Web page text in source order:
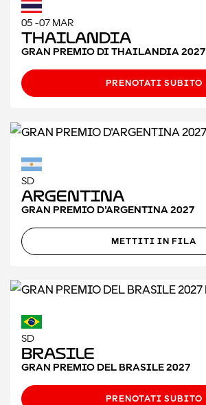
05 -07 MAR
Thailandia
GRAN PREMIO DI THAILANDIA 2027
PRENOTATI SUBITO
SD
Argentina
GRAN PREMIO D'ARGENTINA 2027
METTITI IN FILA
SD
Brasile
GRAN PREMIO DEL BRASILE 2027
PRENOTATI SUBITO